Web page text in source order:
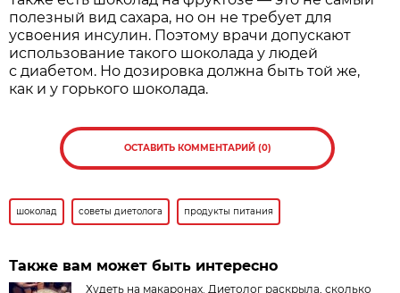
полезный вид сахара, но он не требует для
усвоения инсулин. Поэтому врачи допускают
использование такого шоколада у людей
с диабетом. Но дозировка должна быть той же,
как и у горького шоколада.
ОСТАВИТЬ КОММЕНТАРИЙ (0)
шоколад советы диетолога продукты питания
Также вам может быть интересно
Худеть на макаронах. Диетолог раскрыла, сколько